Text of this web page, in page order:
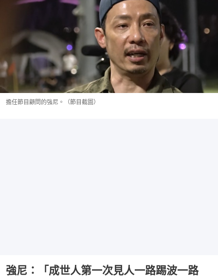
擔任節目顧問的強尼。（節目截圖）
強尼：「成世人第一次見人一路踢波一路